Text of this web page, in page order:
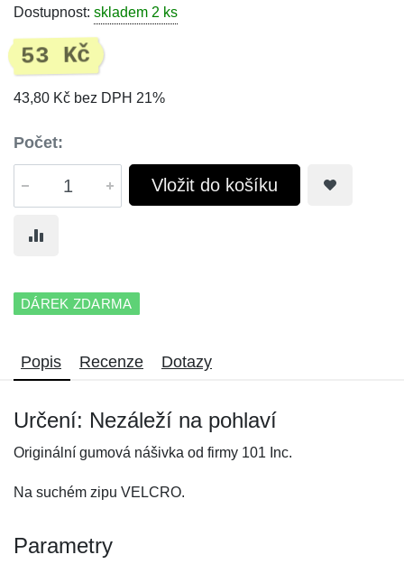
Dostupnost: skladem 2 ks
53 Kč
43,80 Kč bez DPH 21%
Počet:
Vložit do košíku
DÁREK ZDARMA
Popis Recenze Dotazy
Určení: Nezáleží na pohlaví
Originální gumová nášivka od firmy 101 Inc.
Na suchém zipu VELCRO.
Parametry